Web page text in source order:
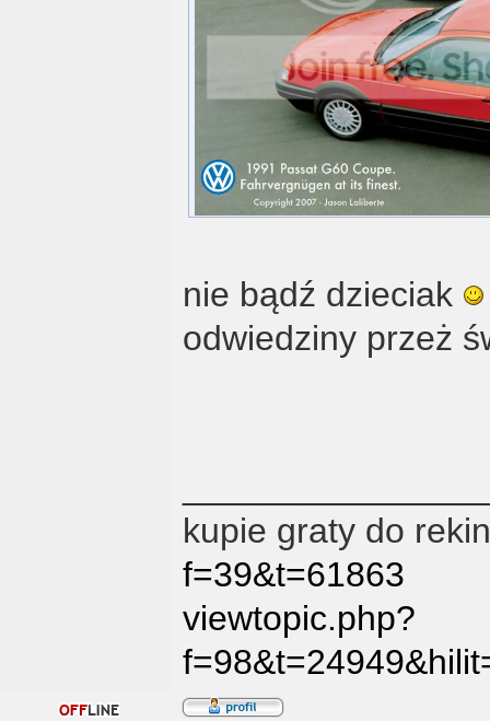
nie bądź dzieciak
odwiedziny przeż
kupie graty do
f=39&t=61863
viewtopic.php?